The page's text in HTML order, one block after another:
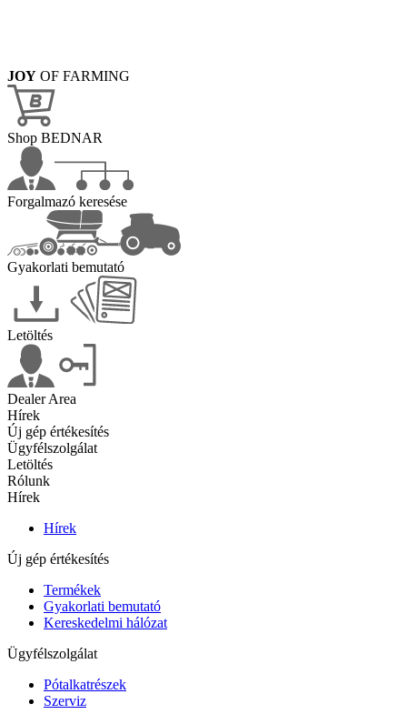
JOY OF FARMING
Shop BEDNAR
Forgalmazó keresése
Gyakorlati bemutató
Letöltés
Dealer Area
Hírek
Új gép értékesítés
Ügyfélszolgálat
Letöltés
Rólunk
Hírek
Hírek
Új gép értékesítés
Termékek
Gyakorlati bemutató
Kereskedelmi hálózat
Ügyfélszolgálat
Pótalkatrészek
Szerviz